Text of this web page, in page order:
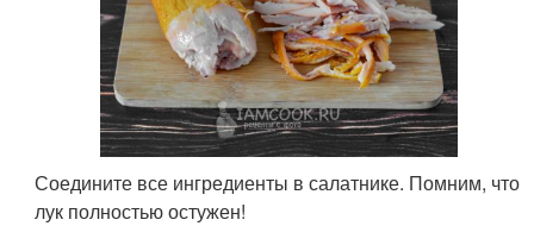
Соедините все ингредиенты в салатнике. Помним, что
лук полностью остужен!